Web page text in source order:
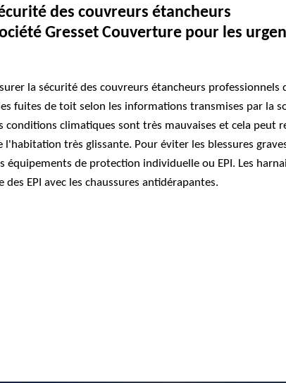
des couvreurs étancheurs
Gresset Couverture pour les
la sécurité des couvreurs étancheurs professionnels
fuites de toit selon les informations transmises par la
conditions climatiques sont très mauvaises et cela peut
l'habitation très glissante. Pour éviter les blessures
équipements de protection individuelle ou EPI. Les
EPI avec les chaussures antidérapantes.